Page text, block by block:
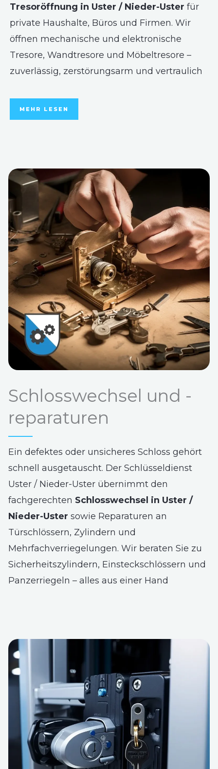
Tresoröffnung in Uster / Nieder-Uster für
private Haushalte, Büros und Firmen. Wir
öffnen mechanische und elektronische
Tresore, Wandtresore und Möbeltresore –
zuverlässig, zerstörungsarm und vertraulich
MEHR LESEN
Schlosswechsel und -
reparaturen
Ein defektes oder unsicheres Schloss gehört
schnell ausgetauscht. Der Schlüsseldienst
Uster / Nieder-Uster übernimmt den
fachgerechten Schlosswechsel in Uster /
Nieder-Uster sowie Reparaturen an
Türschlössern, Zylindern und
Mehrfachverriegelungen. Wir beraten Sie zu
Sicherheitszylindern, Einsteckschlössern und
Panzerriegeln – alles aus einer Hand